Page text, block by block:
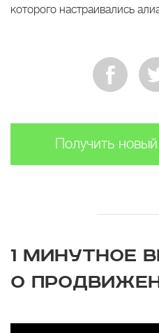
которого настраивались
Получить
1 МИНУТНОЕ
О